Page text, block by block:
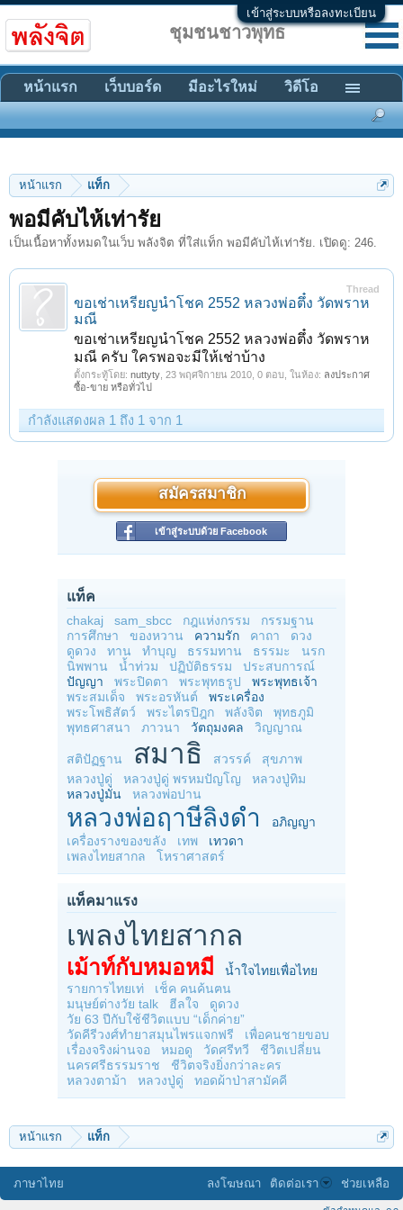
เข้าสู่ระบบหรือลงทะเบียน
หน้าแรก แท็ก
พอมีคับไห้เท่ารัย
เป็นเนื้อหาทั้งหมดในเว็บ พลังจิต ที่ใส่แท็ก พอมีคับไห้เท่ารัย. เปิดดู: 246.
Thread
ขอเช่าเหรียญนำโชค 2552 หลวงพ่อตึ๋ง วัดพราห
มณี
ขอเช่าเหรียญนำโชค 2552 หลวงพ่อตึ๋ง วัดพราห
มณี ครับ ใครพอจะมีให้เช่าบ้าง
ตั้งกระทู้โดย: nuttyty 23 พฤศจิกายน 2010 , 0 ตอบ, ในห้อง: ลงประกาศ
ซื้อ-ขาย หรือทั่วไป
กำลังแสดงผล 1 ถึง 1 จาก 1
สมัครสมาชิก
เข้าสู่ระบบด้วย Facebook
แท็ค
chakaj sam_sbcc กฎแห่งกรรม
กรรมฐาน
การศึกษา
ของหวาน ความรัก คาถา
ดวง
ดูดวง
ทาน ทำบุญ ธรรมทาน ธรรมะ
นรก
นิพพาน
น้ำท่วม ปฏิบัติธรรม
ประสบการณ์
ปัญญา
พระปิดตา พระพุทธรูป
พระพุทธเจ้า
พระสมเด็จ
พระอรหันต์
พระเครื่อง
พระโพธิสัตว์
พระไตรปิฎก พลังจิต
พุทธภูมิ
พุทธศาสนา
ภาวนา วัตถุมงคล วิญญาณ
สติปัฏฐาน สมาธิ สวรรค์
สุขภาพ
หลวงปู่ดู่
หลวงปู่ดู่ พรหมปัญโญ
หลวงปู่ทิม
หลวงปู่มั่น
หลวงพ่อปาน
หลวงพ่อฤาษีลิงดำ
อภิญญา
เครื่องรางของขลัง
เทพ
เทวดา
เพลงไทยสากล
โหราศาสตร์
แท็คมาแรง
เพลงไทยสากล
เม้าท์กับหมอหมี
น้ำใจไทยเพื่อไทย
รายการไทยเท่
เช็ค คนค้นฅน
มนุษย์ต่างวัย talk
ฮีลใจ
ดูดวง
วัย 63 ปีกับใช้ชีวิตแบบ “เด็กค่าย”
วัดคีรีวงศ์ทำยาสมุนไพรแจกฟรี
เพื่อคนชายขอบ
เรื่องจริงผ่านจอ
หมอดู วัดศรีทวี
ชีวิตเปลี่ยน
นครศรีธรรมราช
ชีวิตจริงยิ่งกว่าละคร
หลวงตาม้า
หลวงปู่ดู่ ทอดผ้าป่าสามัคคี
หน้าแรก แท็ก
ชุมชนชาวพุทธ
หน้าแรก เว็บบอร์ด มีอะไรใหม่ วิดีโอ
ภาษาไทย ลงโฆษณา ติดต่อเรา ช่วยเหลือ